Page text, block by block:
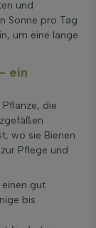
und
Sonne pro Tag
um eine lange
ein
die
wo sie Bienen
Pflege und
gut
bis